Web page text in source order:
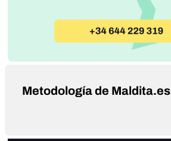
Metodología de Maldita.es